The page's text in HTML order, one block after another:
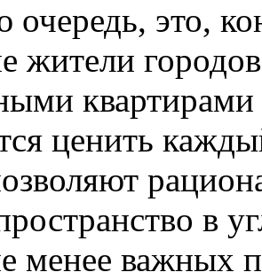
это,
жители
ценить
в
менее важных